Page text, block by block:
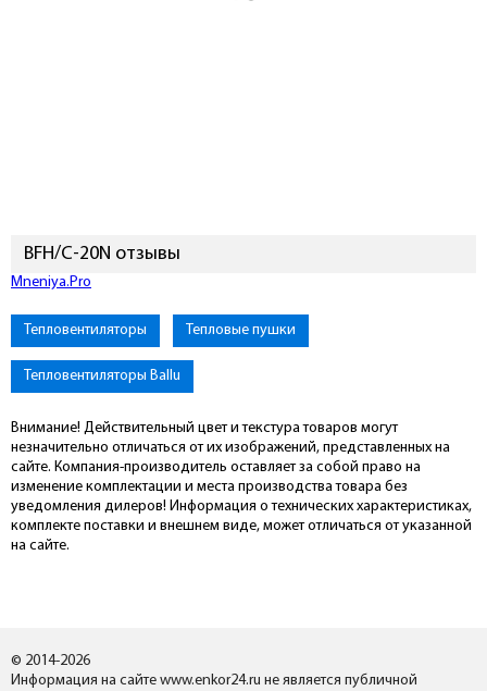
BFH/C-20N отзывы
Mneniya.Pro
Тепловентиляторы Тепловые пушки
Тепловентиляторы Ballu
Внимание! Действительный цвет и текстура товаров могут
незначительно отличаться от их изображений, представленных на
сайте. Компания-производитель оставляет за собой право на
изменение комплектации и места производства товара без
уведомления дилеров! Информация о технических характеристиках,
комплекте поставки и внешнем виде, может отличаться от указанной
на сайте.
© 2014-2026
Информация на сайте www.enkor24.ru не является публичной